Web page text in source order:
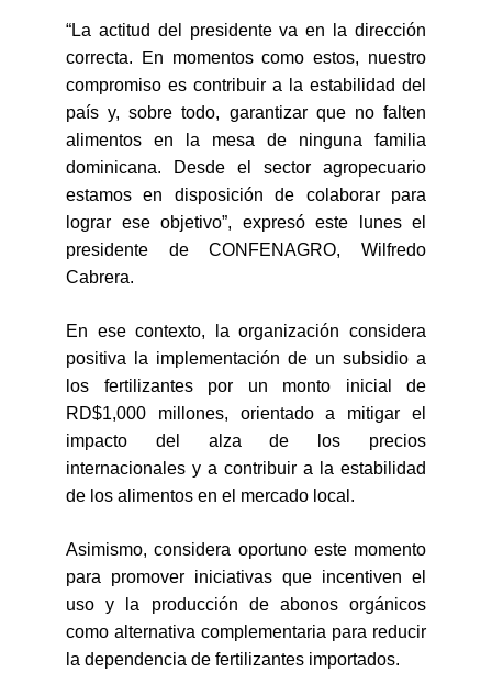
“La actitud del presidente va en la dirección
correcta. En momentos como estos, nuestro
compromiso es contribuir a la estabilidad del
país y, sobre todo, garantizar que no falten
alimentos en la mesa de ninguna familia
dominicana. Desde el sector agropecuario
estamos en disposición de colaborar para
lograr ese objetivo”, expresó este lunes el
presidente de CONFENAGRO, Wilfredo
Cabrera.
En ese contexto, la organización considera
positiva la implementación de un subsidio a
los fertilizantes por un monto inicial de
RD$1,000 millones, orientado a mitigar el
impacto del alza de los precios
internacionales y a contribuir a la estabilidad
de los alimentos en el mercado local.
Asimismo, considera oportuno este momento
para promover iniciativas que incentiven el
uso y la producción de abonos orgánicos
como alternativa complementaria para reducir
la dependencia de fertilizantes importados.